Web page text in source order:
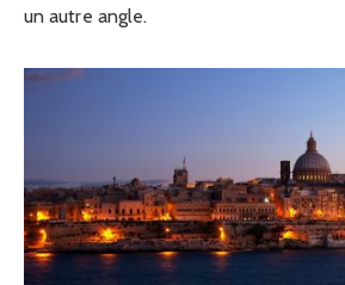
un autre angle.